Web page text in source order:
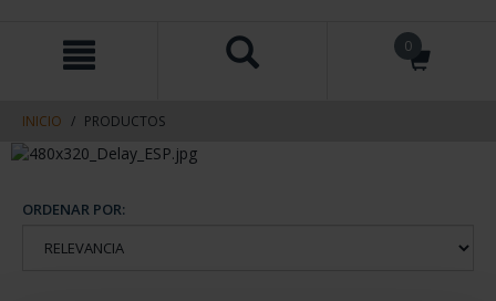
contenido
navegacin
0
INICIO PRODUCTOS
ORDENAR POR: